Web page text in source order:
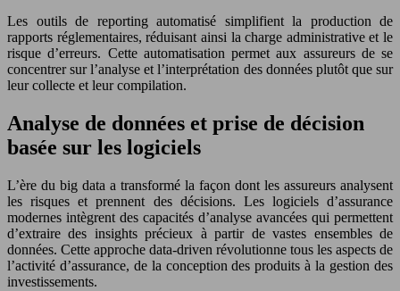
Les outils de reporting automatisé simplifient la production de
rapports réglementaires, réduisant ainsi la charge administrative et le
risque d’erreurs. Cette automatisation permet aux assureurs de se
concentrer sur l’analyse et l’interprétation des données plutôt que sur
leur collecte et leur compilation.
Analyse de données et prise de décision
basée sur les logiciels
L’ère du big data a transformé la façon dont les assureurs analysent
les risques et prennent des décisions. Les logiciels d’assurance
modernes intègrent des capacités d’analyse avancées qui permettent
d’extraire des insights précieux à partir de vastes ensembles de
données. Cette approche data-driven révolutionne tous les aspects de
l’activité d’assurance, de la conception des produits à la gestion des
investissements.